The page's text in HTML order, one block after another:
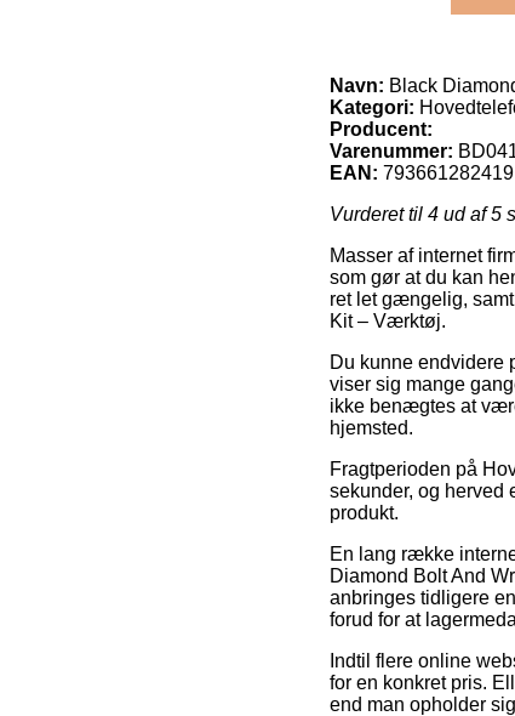
Navn: Black
Kategori:
Producent:
Varenummer:
EAN: 793661282419
Vurderet til 4 ud af 5
Masser af internet
som gør at du kan
ret let gængelig,
Kit – Værktøj.
Du kunne
viser sig mange
ikke benægtes at
hjemsted.
Fragtperioden på
sekunder, og herved
produkt.
En lang række
Diamond Bolt And
anbringes tidligere
forud for at
Indtil flere online
for en konkret pris.
end man opholder